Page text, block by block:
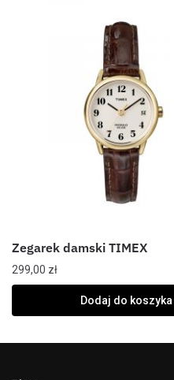
Zegarek damski TIMEX
299,00 zł
Dodaj do koszyka